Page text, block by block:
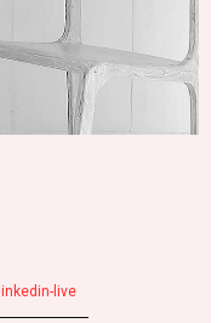
linkedin-live